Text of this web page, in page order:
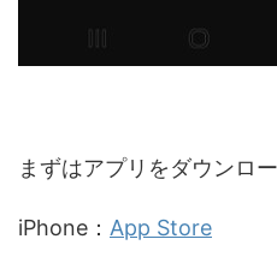
まずはアプリをダウンロ
iPhone： App Store